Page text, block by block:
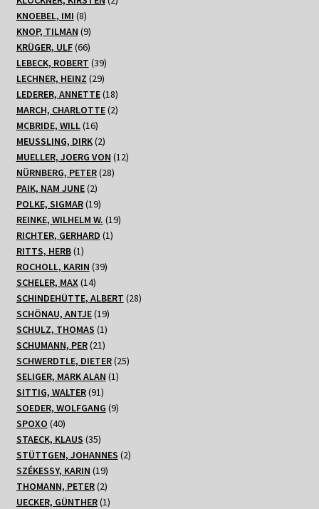
KNOEBEL, IMI 88
Produkte
KNOP, TILMAN 99
Produkte
KRÜGER, ULF 6666
Produkte
LEBECK, ROBERT 3939
Produkte
LECHNER, HEINZ 2929
Produkte
LEDERER, ANNETTE 1818
Produkte
MARCH, CHARLOTTE 22
MCBRIDE, WILL 1616
Produkte
MEUSSLING, DIRK 22
Produkte
MUELLER, JOERG VON 1212
NÜRNBERG, PETER 2828
PAIK, NAM JUNE 22
Produkte
POLKE, SIGMAR 1919
Produkte
REINKE, WILHELM W. 1919
RICHTER, GERHARD 11
RITTS, HERB 11
Produkt
ROCHOLL, KARIN 3939
SCHELER, MAX 1414
Produkte
SCHINDEHÜTTE, ALBERT 2828
SCHÖNAU, ANTJE 1919
Produkte
SCHULZ, THOMAS 11
Produkt
SCHUMANN, PER 2121
Produkte
SCHWERDTLE, DIETER 2525
SELIGER, MARK ALAN 11
SITTIG, WALTER 9191
Produkte
SOEDER, WOLFGANG 99
SPOXO 4040
Produkte
STAECK, KLAUS 3535
Produkte
STÜTTGEN, JOHANNES 22
SZÉKESSY, KARIN 1919
Produkte
THOMANN, PETER 22
Produkte
UECKER, GÜNTHER 11